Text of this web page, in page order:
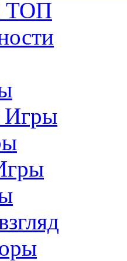
ТОП
Игры